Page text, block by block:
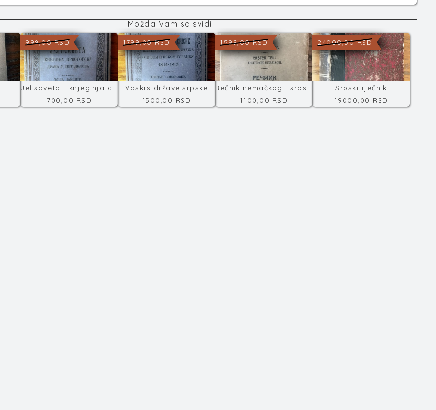
Možda Vam se svidi
999,00 RSD
Jelisaveta - knjeginja crnogorska
700,00 RSD
1799,00 RSD
Vaskrs države srpske
1500,00 RSD
1599,00 RSD
Rečnik nemačkog i srpskog jezika
1100,00 RSD
24000,00 RSD
Srpski rječnik
19000,00 RSD